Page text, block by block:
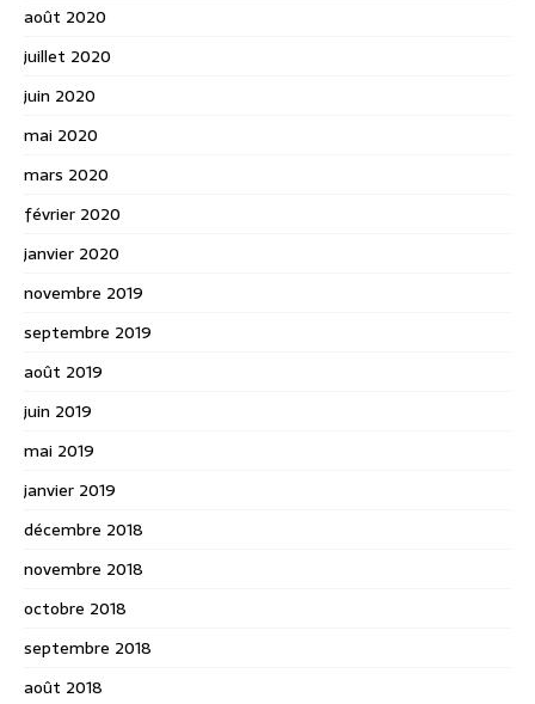
août 2020
juillet 2020
juin 2020
mai 2020
mars 2020
février 2020
janvier 2020
novembre 2019
septembre 2019
août 2019
juin 2019
mai 2019
janvier 2019
décembre 2018
novembre 2018
octobre 2018
septembre 2018
août 2018